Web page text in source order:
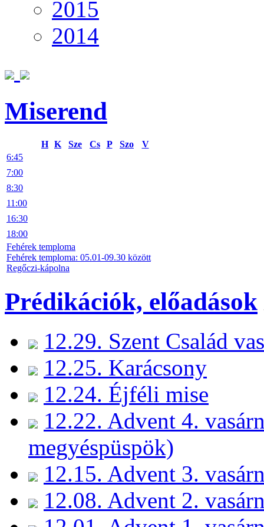
2015
2014
Miserend
H K Sze Cs P Szo
V
6:45
7:00
8:30
11:00
16:30
18:00
Fehérek temploma
Fehérek temploma: 05.01-09.30 között
Regőczi-kápolna
Prédikációk, előadások
12.29. Szent Család
12.25. Karácsony
12.24. Éjféli mise
12.22. Advent 4.
megyéspüspök)
12.15. Advent 3.
12.08. Advent 2.